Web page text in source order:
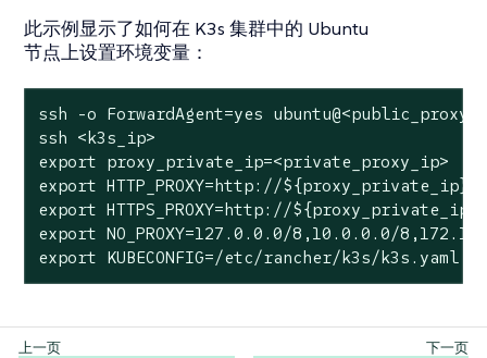
此示例显示了如何在 K3s 集群中的 Ubuntu
节点上设置环境变量：
ssh -o ForwardAgent=yes
ssh <k3s_ip>
export proxy_private_ip=<private_proxy_ip>
export HTTP_PROXY=http://
export HTTPS_PROXY=http://
export NO_PROXY=127.0.0.0/8,10.0.0.0/
export KUBECONFIG=/etc/rancher/k3s/k3s.yaml